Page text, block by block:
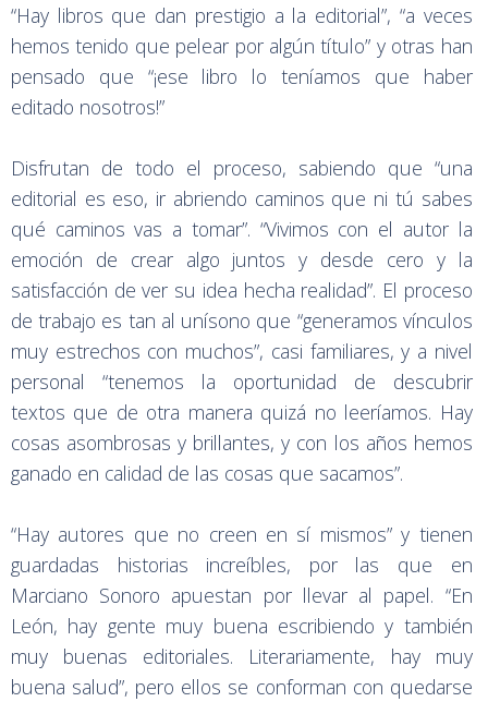
“Hay libros que dan prestigio a la editorial”, “a veces
hemos tenido que pelear por algún título” y otras han
pensado que “¡ese libro lo teníamos que haber
editado nosotros!”
Disfrutan de todo el proceso, sabiendo que “una
editorial es eso, ir abriendo caminos que ni tú sabes
qué caminos vas a tomar”. “Vivimos con el autor la
emoción de crear algo juntos y desde cero y la
satisfacción de ver su idea hecha realidad”. El proceso
de trabajo es tan al unísono que “generamos vínculos
muy estrechos con muchos”, casi familiares, y a nivel
personal “tenemos la oportunidad de descubrir
textos que de otra manera quizá no leeríamos. Hay
cosas asombrosas y brillantes, y con los años hemos
ganado en calidad de las cosas que sacamos”.
“Hay autores que no creen en sí mismos” y tienen
guardadas historias increíbles, por las que en
Marciano Sonoro apuestan por llevar al papel. “En
León, hay gente muy buena escribiendo y también
muy buenas editoriales. Literariamente, hay muy
buena salud”, pero ellos se conforman con quedarse